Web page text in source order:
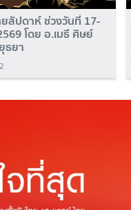
สัปดาห์ ช่วงวันที่ 17-
โดย อ.เมธี ศิษย์
ยา